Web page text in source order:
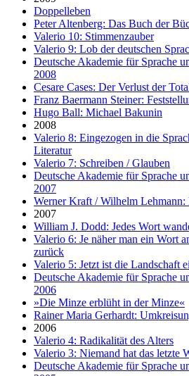
Doppelleben
Peter Altenberg: Das Buch der
Valerio 10: Stimmenzauber
Valerio 9: Lob der deutschen
Deutsche Akademie für Sprache
2008
Cesare Cases: Der Verlust der
Franz Baermann Steiner:
Hugo Ball: Michael Bakunin
2008
Valerio 8: Eingezogen in die
Literatur
Valerio 7: Schreiben / Glauben
Deutsche Akademie für Sprache
2007
Werner Kraft / Wilhelm
2007
William J. Dodd: Jedes Wort
Valerio 6: Je näher man ein Wort
zurück
Valerio 5: Jetzt ist die Landschaft
Deutsche Akademie für Sprache
2006
»Die Minze erblüht in der Minze«
Rainer Maria Gerhardt:
2006
Valerio 4: Radikalität des Alters
Valerio 3: Niemand hat das letzte
Deutsche Akademie für Sprache